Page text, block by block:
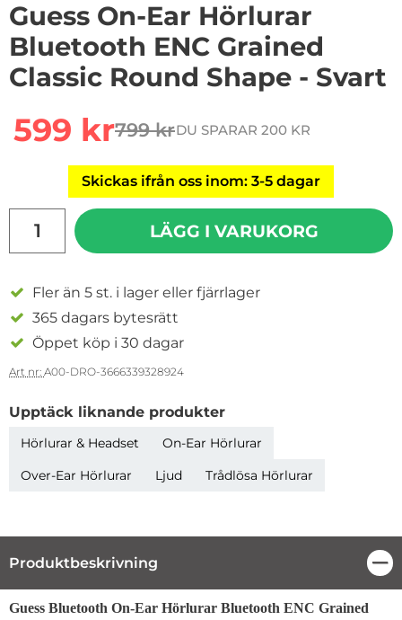
Guess On-Ear Hörlurar
Bluetooth ENC Grained
Classic Round Shape - Svart
rea pris
599 krtidigare pris
799 krDU SPARAR 200 KR
Skickas ifrån oss inom: 3-5 dagar
LÄGG I VARUKORG
Fler än 5 st. i lager eller fjärrlager
365 dagars bytesrätt
Öppet köp i 30 dagar
Art nr: A00-DRO-3666339328924
Upptäck liknande produkter
Hörlurar & Headset
On-Ear Hörlurar
Over-Ear Hörlurar
Ljud Trådlösa Hörlurar
Produktbeskrivning
Produktbeskrivning
Guess Bluetooth On-Ear Hörlurar Bluetooth ENC Grained